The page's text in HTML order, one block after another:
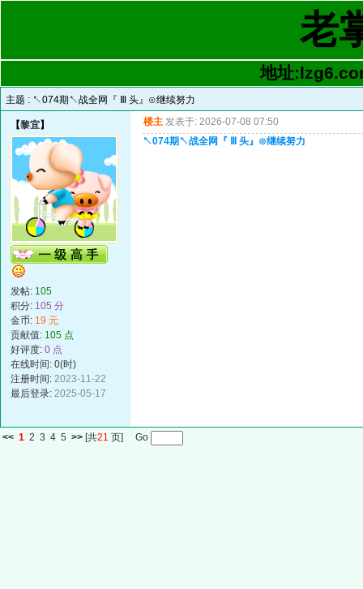
老
地址
主题 : ↖074期↖战全网『 Ⅲ 头』⊙继续努力
【黎宜】
发帖: 105
积分: 105 分
金币: 19 元
贡献值: 105 点
好评度: 0 点
在线时间: 0(时)
注册时间: 2023-11-22
最后登录: 2025-05-17
楼主 发表于: 2026-07-08 07:50
↖074期↖战全网『 Ⅲ 头』⊙继续努力
<< 1 2 3 4 5 >> [共21 页] Go